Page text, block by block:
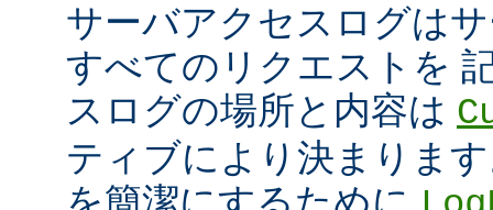
サーバアクセスログは
すべてのリクエストを
スログの場所と内容は
ティブにより決まりま